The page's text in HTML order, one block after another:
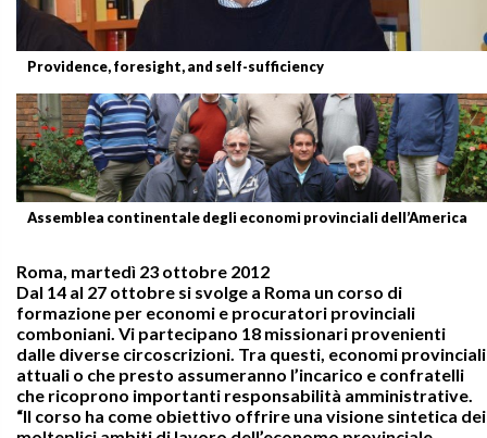
Providence, foresight, and self-sufficiency
Assemblea continentale degli economi provinciali dell’America
Roma, martedì 23 ottobre 2012
Dal 14 al 27 ottobre si svolge a Roma un corso di
formazione per economi e procuratori provinciali
comboniani. Vi partecipano 18 missionari provenienti
dalle diverse circoscrizioni. Tra questi, economi provinciali
attuali o che presto assumeranno l’incarico e confratelli
che ricoprono importanti responsabilità amministrative.
“Il corso ha come obiettivo offrire una visione sintetica dei